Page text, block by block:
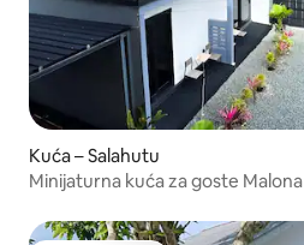
Kuća – Salahutu
Minijaturna kuća za goste Malona